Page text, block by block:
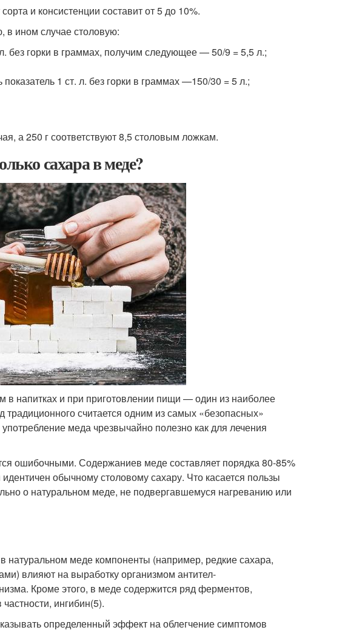
и консистенции составит от 5 до 10%.
в ином случае столовую:
без горки в граммах, получим следующее — 50/9 = 5,5 л.;
1 ст. л. без горки в граммах —150/30 = 5 л.;
а 250 г соответствуют 8,5 столовым ложкам.
сахара в меде?
напитках и при приготовлении пищи — один из наиболее
традиционного считается одним из самых «безопасных»
меда чрезвычайно полезно как для лечения
ошибочными. Содержаниев меде составляет порядка 80-85%
обычному столовому сахару. Что касается пользы
о натуральном меде, не подвергавшемуся нагреванию или
меде компоненты (например, редкие сахара,
влияют на выработку организмом антител-
Кроме этого, в меде содержится ряд ферментов,
ингибин(5).
определенный эффект на облегчение симптомов